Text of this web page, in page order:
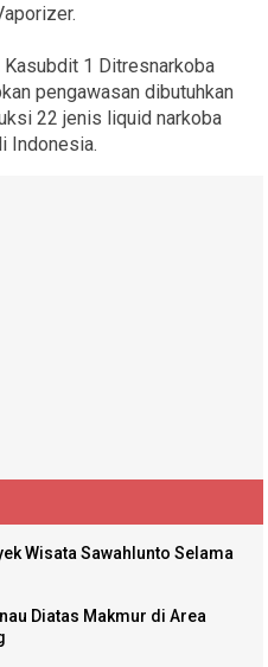
Kasubdit 1 Ditresnarkoba
pengawasan dibutuhkan
22 jenis liquid narkoba
Indonesia.
Wisata Sawahlunto Selama
Diatas Makmur di Area